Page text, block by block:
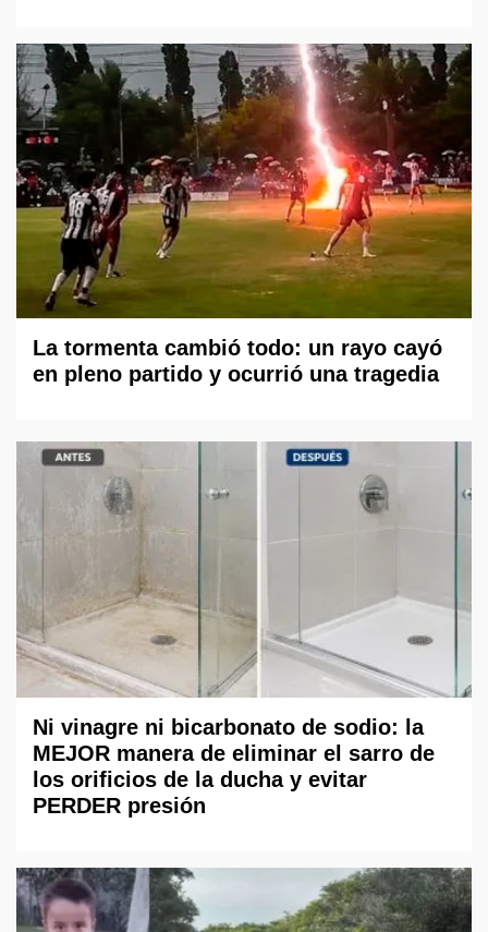
La tormenta cambió todo: un rayo cayó
en pleno partido y ocurrió una tragedia
Ni vinagre ni bicarbonato de sodio: la
MEJOR manera de eliminar el sarro de
los orificios de la ducha y evitar
PERDER presión